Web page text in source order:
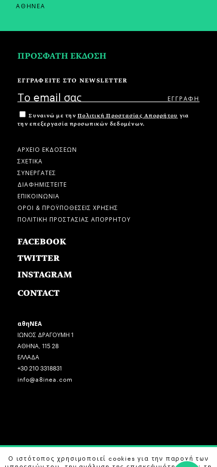
ΑΘΗΝΕΑ
ΠΡΟΣΦΑΤΗ ΕΚΔΟΣΗ
ΕΓΓΡΑΦΕΙΤΕ ΣΤΟ NEWSLETTER
Συναινώ με την Πολιτική Προστασίας Απορρήτου για
την επεξεργασία προσωπικών δεδομένων.
ΑΡΧΕΙΟ ΕΚΔΟΣΕΩΝ
ΣΧΕΤΙΚΑ
ΣΥΝΕΡΓΑΤΕΣ
ΔΙΑΦΗΜΙΣΤΕΙΤΕ
ΕΠΙΚΟΙΝΩΝΙΑ
ΟΡΟΙ & ΠΡΟΫΠΟΘΕΣΕΙΣ ΧΡΗΣΗΣ
ΠΟΛΙΤΙΚΗ ΠΡΟΣΤΑΣΙΑΣ ΑΠΟΡΡΗΤΟΥ
FACEBOOK
TWITTER
INSTAGRAM
CONTACT
αθηΝΕΑ
ΙΩΝΟΣ ΔΡΑΓΟΥΜΗ 1
ΑΘΗΝΑ, 115 28
ΕΛΛΑΔΑ
+30 210 3318831
info@a8inea.com
COPYRIGHT © 2026 αθηΝΕΑ, ALL RIGHTS RESERVED.
Ο ιστότοπος χρησιμοποιεί cookies για την παροχή των